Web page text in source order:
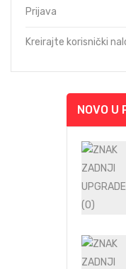
Prijava
Kreirajte korisnički
NOVO U